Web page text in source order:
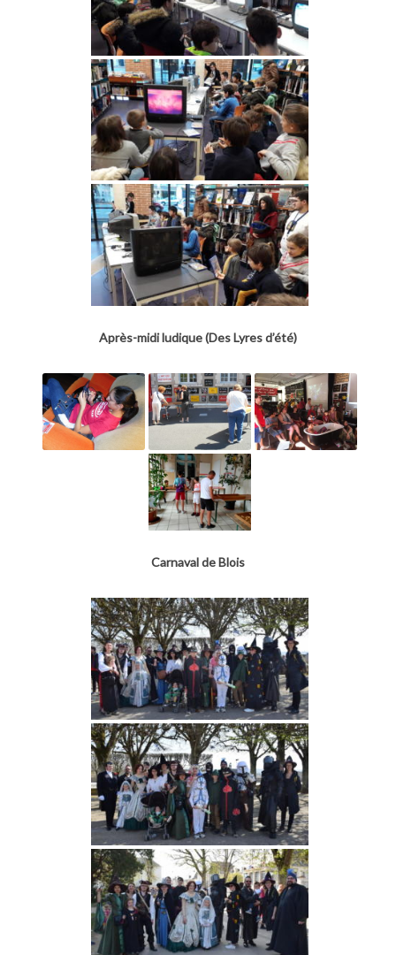
Après-midi ludique (Des Lyres d’été)
Carnaval de Blois